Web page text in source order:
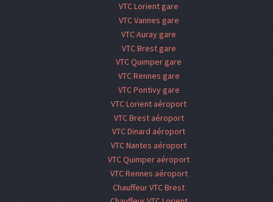
VTC Lorient gare
VTC Vannes gare
VTC Auray gare
VTC Brest gare
VTC Quimper gare
VTC Rennes gare
VTC Pontivy gare
VTC Lorient aéroport
VTC Brest aéroport
VTC Dinard aéroport
VTC Nantes aéroport
VTC Quimper aéroport
VTC Rennes aéroport
Chauffeur VTC Brest